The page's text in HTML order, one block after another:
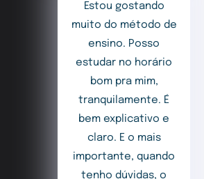
Estou gostando
muito do método de
ensino. Posso
estudar no horário
bom pra mim,
tranquilamente. É
bem explicativo e
claro. E o mais
importante, quando
tenho dúvidas, o